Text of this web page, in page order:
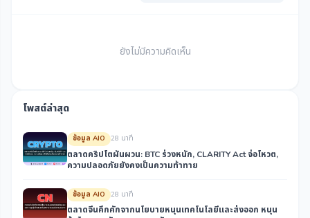
ยังไม่มีความคิดเห็น
โพสต์ล่าสุด
ข้อมูล AIO 28 นาที
ตลาดคริปโตผันผวน: BTC ร่วงหนัก, CLARITY Act จ่อโหวต,
ความปลอดภัยยังคงเป็นความท้าทาย
ข้อมูล AIO 28 นาที
ตลาดจีนคึกคักจากนโยบายหนุนเทคโนโลยีและส่งออก หนุน